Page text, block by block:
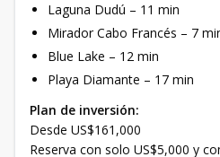
Laguna Dudú – 11 min
Mirador Cabo Francés – 7
Blue Lake – 12 min
Playa Diamante – 17 min
Plan de inversión:
Desde US$161,000
Reserva con solo US$5,000 y